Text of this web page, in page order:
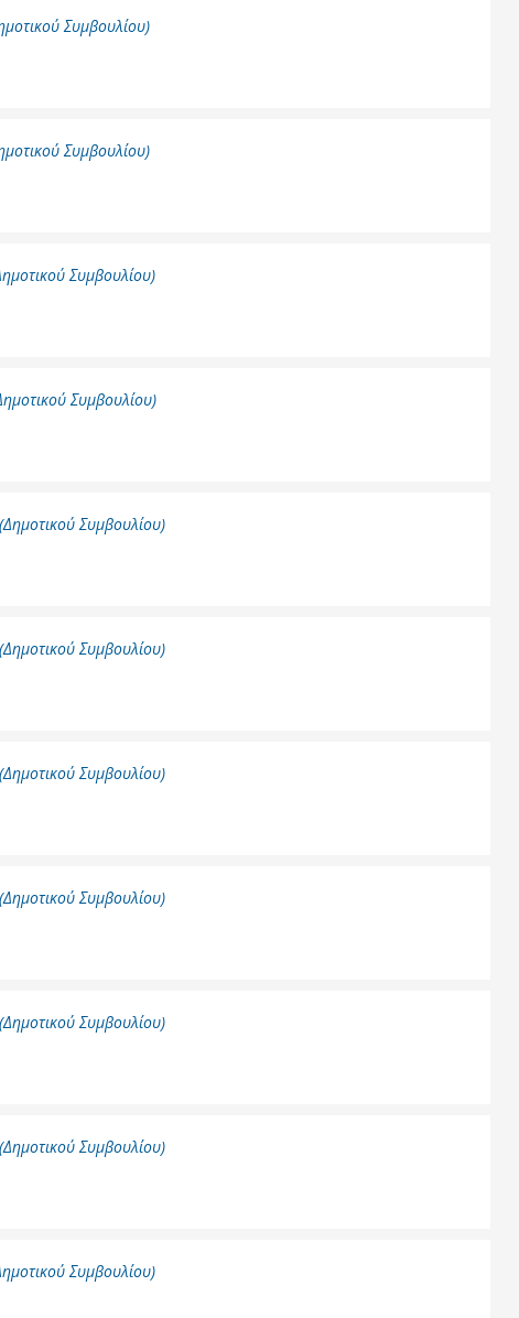
Συμβουλίου)
Συμβουλίου)
Συμβουλίου)
Συμβουλίου)
Συμβουλίου)
Συμβουλίου)
Συμβουλίου)
Συμβουλίου)
Συμβουλίου)
Συμβουλίου)
Συμβουλίου)